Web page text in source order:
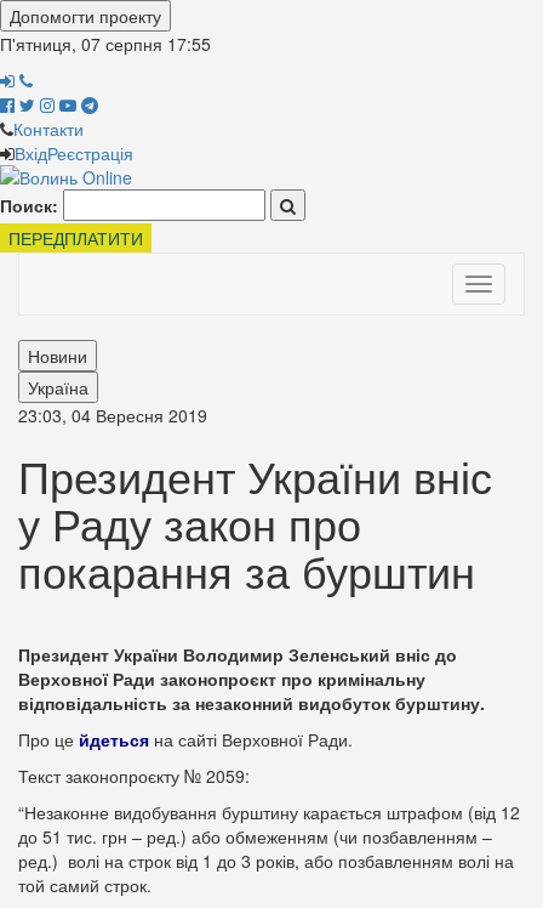
Допомогти проекту
П'ятниця, 07 серпня 17:55
Контакти
ВхідРеєстрація
Поиск:
ПЕРЕДПЛАТИТИ
Toggle
Новини
Україна
23:03, 04 Вересня 2019
Президент України вніс
у Раду закон про
покарання за бурштин
Президент України Володимир Зеленський вніс до
Верховної Ради законопроєкт про кримінальну
відповідальність за незаконний видобуток бурштину.
Про це йдеться на сайті Верховної Ради.
Текст законопроєкту № 2059:
“Незаконне видобування бурштину карається штрафом (від 12
до 51 тис. грн – ред.) або обмеженням (чи позбавленням –
ред.) волі на строк від 1 до 3 років, або позбавленням волі на
той самий строк.